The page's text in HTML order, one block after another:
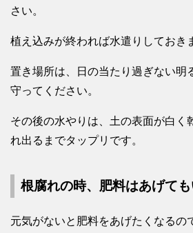
さい。
植え込みが終われば水遣りしておき
置き場所は、日の当たり過ぎない明
守ってください。
その後の水やりは、土の表面が白く
れ出るまでタップリです。
根腐れの時、肥料はあげても
元気がないと肥料をあげたくなるの